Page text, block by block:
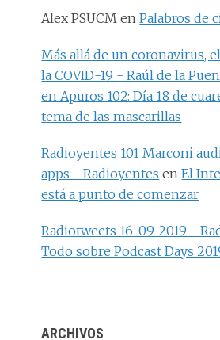
Alex PSUCM enPalabros de
Más allá de un coronavirus,
la COVID-19 - Raúl de la
en Apuros 102: Día 18 de
tema de las mascarillas
Radioyentes 101 Marconi
apps - Radioyentes enEl
está a punto de comenzar
Radiotweets 16-09-2019 -
Todo sobre Podcast Days
ARCHIVOS